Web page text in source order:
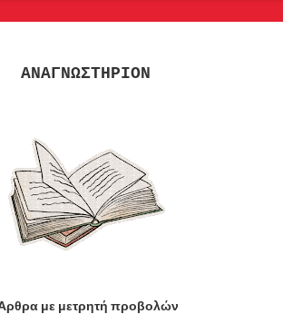
ΑΝΑΓΝΩΣΤΗΡΙΟΝ
με μετρητή προβολών